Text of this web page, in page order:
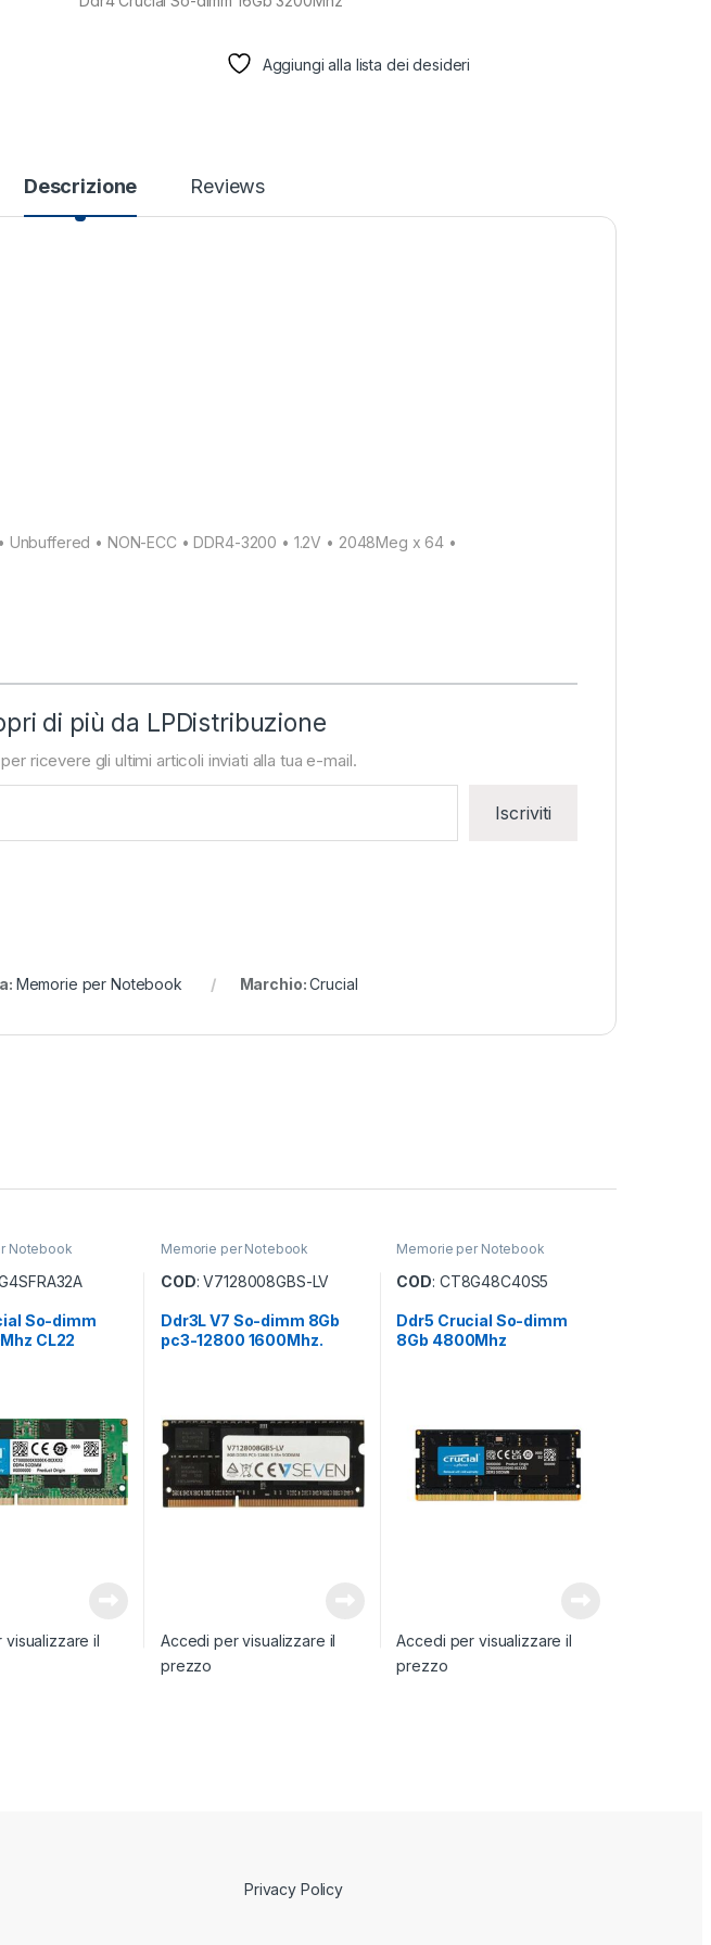
Aggiungi alla lista dei desideri
Descrizione Reviews
• NON-ECC • DDR4-3200 • 1.2V • 2048Meg x 64 •
di più da LPDistribuzione
ricevere gli ultimi articoli inviati alla tua e-mail.
Iscriviti
Memorie per Notebook Marchio:Crucial
Notebook
So-dimm
CL22
il
Memorie per Notebook
COD: V7128008GBS-LV
Ddr3L V7 So-dimm 8Gb
pc3-12800 1600Mhz.
Accedi per visualizzare il
prezzo
Memorie per Notebook
COD: CT8G48C40S5
Ddr5 Crucial So-dimm
8Gb 4800Mhz
Accedi per visualizzare il
prezzo
Privacy Policy